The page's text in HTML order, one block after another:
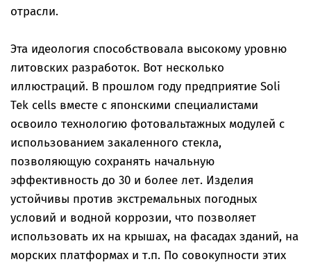
отрасли.
Эта идеология способствовала высокому уровню
литовских разработок. Вот несколько
иллюстраций. В прошлом году предприятие Soli
Tek cells вместе с японскими специалистами
освоило технологию фотовальтажных модулей с
использованием закаленного стекла,
позволяющую сохранять начальную
эффективность до 30 и более лет. Изделия
устойчивы против экстремальных погодных
условий и водной коррозии, что позволяет
использовать их на крышах, на фасадах зданий, на
морских платформах и т.п. По совокупности этих